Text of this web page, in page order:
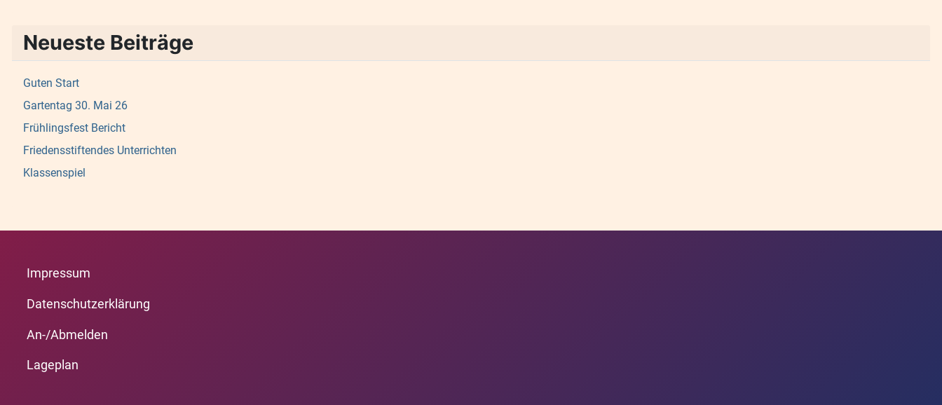
Neueste Beiträge
Guten Start
Gartentag 30. Mai 26
Frühlingsfest Bericht
Friedensstiftendes Unterrichten
Klassenspiel
Impressum
Datenschutzerklärung
An-/Abmelden
Lageplan